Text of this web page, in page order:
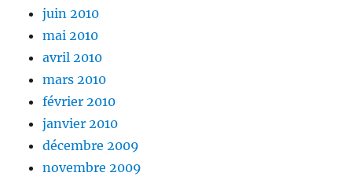
juin 2010
mai 2010
avril 2010
mars 2010
février 2010
janvier 2010
décembre 2009
novembre 2009